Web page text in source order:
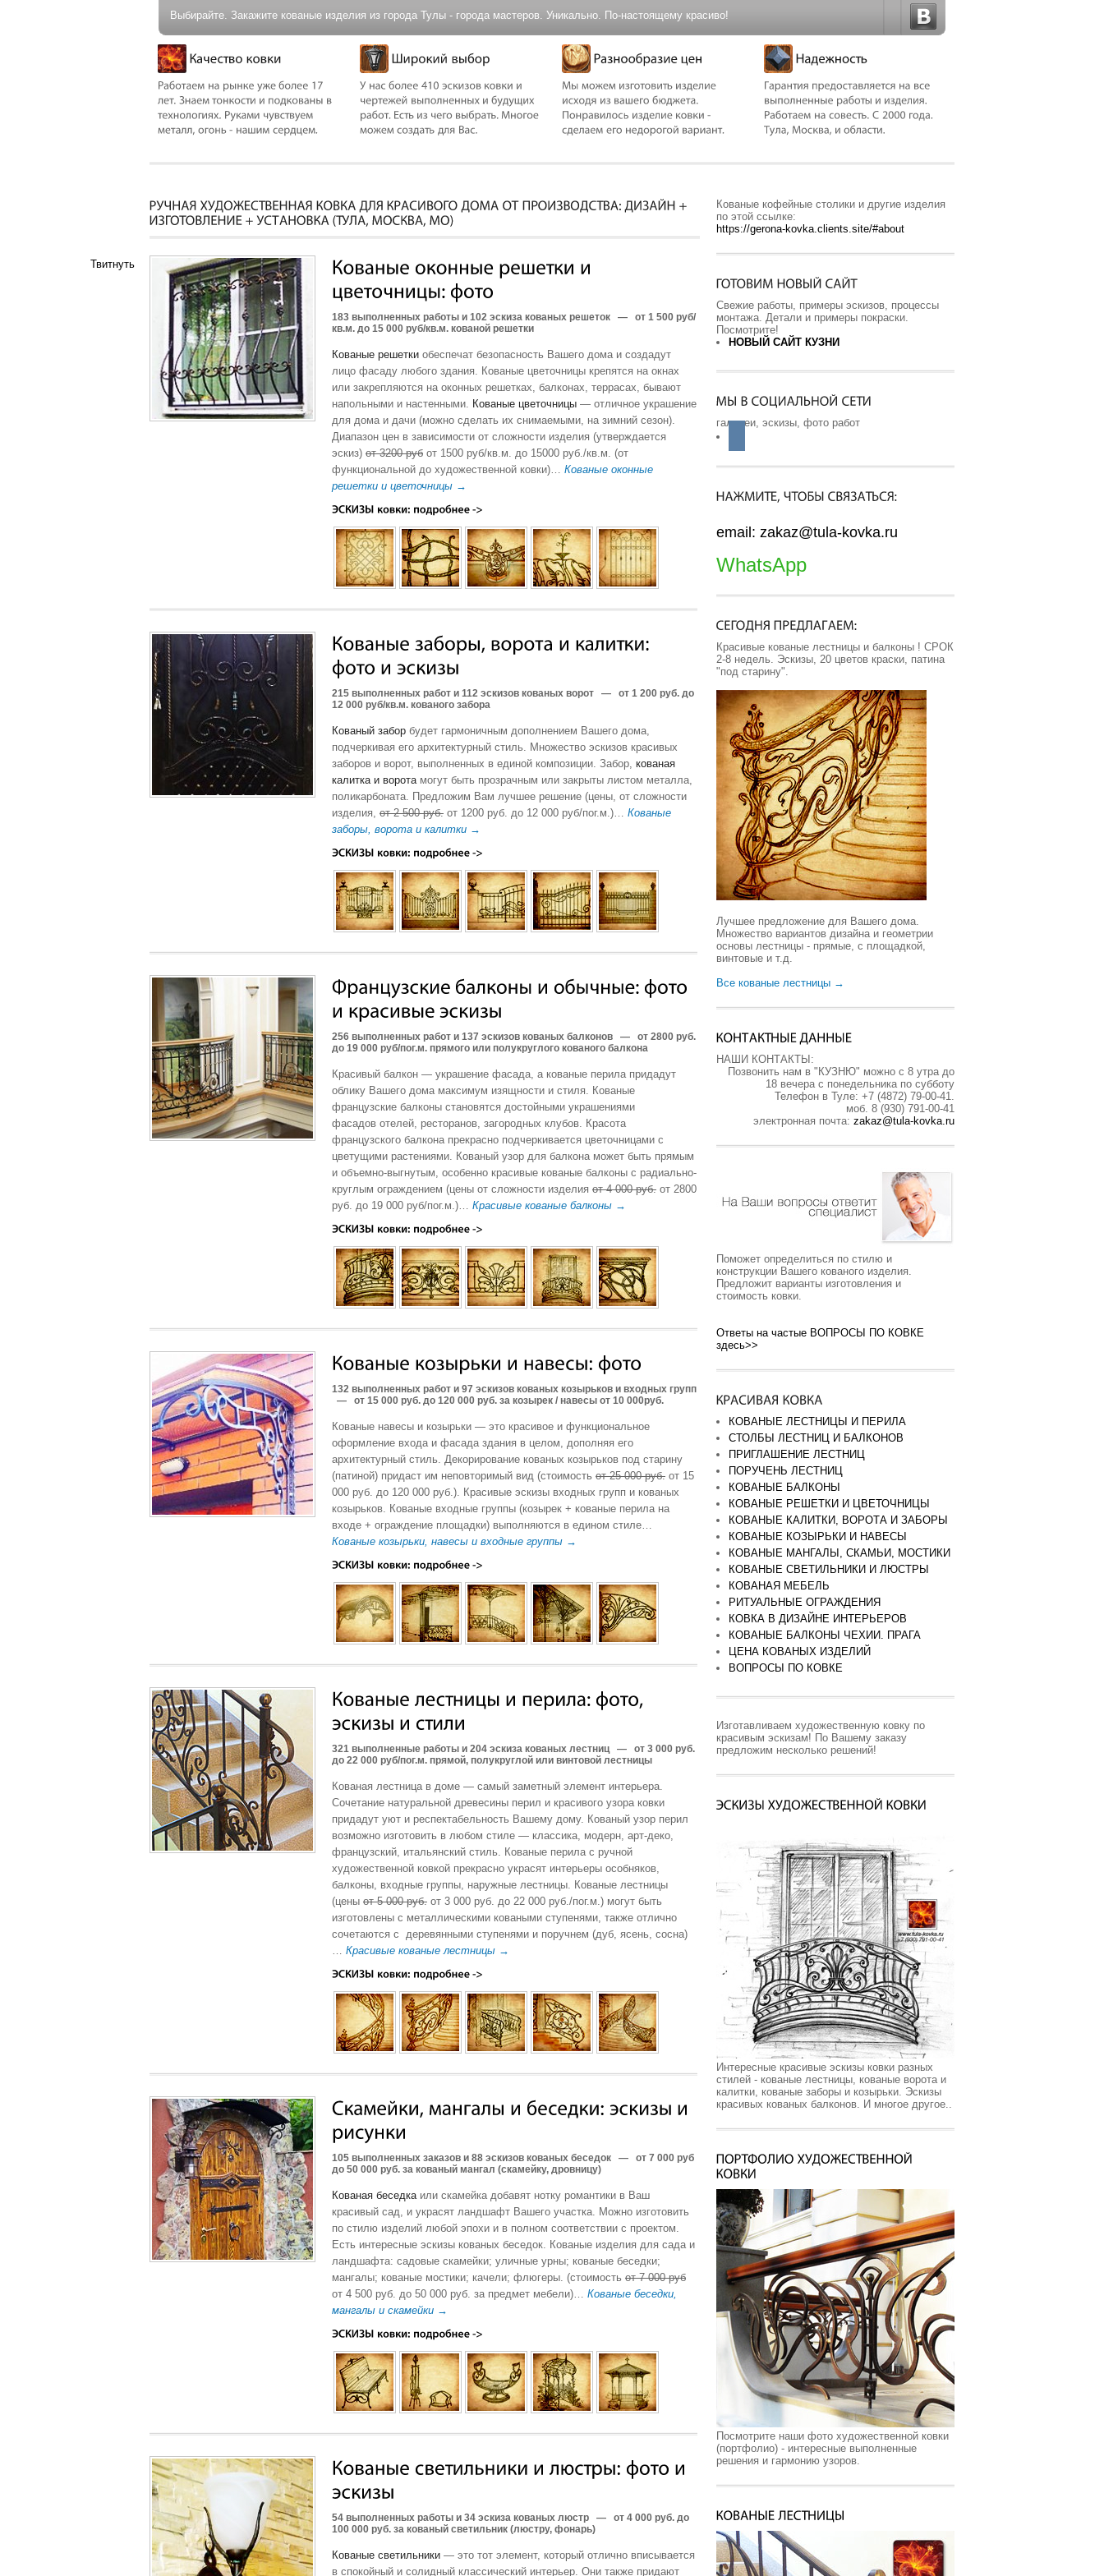
Выбирайте. Закажите кованые изделия из города Тулы - города мастеров. Уникально. По-настоящему красиво!
Твитнуть
183 выполненных работы и 102 эскиза кованых решеток —
от 1 500 руб/
кв.м. до 15 000 руб/кв.м. кованой решетки
Кованые решетки обеспечат безопасность Вашего дома и создадут
лицо фасаду любого здания. Кованые цветочницы крепятся на окнах
или закрепляются на оконных решетках, балконах, террасах, бывают
напольными и настенными. Кованые цветочницы — отличное украшение
для дома и дачи (можно сделать их снимаемыми, на зимний сезон).
Диапазон цен в зависимости от сложности изделия (утверждается
эскиз) от 3200 руб от 1500 руб/кв.м. до 15000 руб./кв.м. (от
функциональной до художественной ковки)… Кованые оконные
решетки и цветочницы →
215 выполненных работ и 112 эскизов кованых ворот —
от 1 200 руб. до
12 000 руб/кв.м. кованого забора
Кованый забор будет гармоничным дополнением Вашего дома,
подчеркивая его архитектурный стиль. Множество эскизов красивых
заборов и ворот, выполненных в единой композиции. Забор, кованая
калитка и воротамогут быть прозрачным или закрыты листом металла,
поликарбоната. Предложим Вам лучшее решение (цены, от сложности
изделия, от 2 500 руб. от 1200 руб. до 12 000 руб/пог.м.)… Кованые
заборы, ворота и калитки →
256 выполненных работ и 137 эскизов кованых балконов —
от 2800 руб.
до 19 000 руб/пог.м. прямого или полукруглого кованого балкона
Красивый балкон — украшение фасада, а кованые перила придадут
облику Вашего дома максимум изящности и стиля. Кованые
французские балконы становятся достойными украшениями
фасадов отелей, ресторанов, загородных клубов. Красота
французского балкона прекрасно подчеркивается цветочницами с
цветущими растениями. Кованый узор для балкона может быть прямым
и объемно-выгнутым, особенно красивые кованые балконы с радиально-
круглым ограждением (цены от сложности изделия от 4 000 руб. от 2800
руб. до 19 000 руб/пог.м.)… Красивые кованые балконы →
132 выполненных работ и 97 эскизов кованых козырьков и входных групп
—
от 15 000 руб. до 120 000 руб. за козырек / навесы от 10 000руб.
Кованые навесы и козырьки — это красивое и функциональное
оформление входа и фасада здания в целом, дополняя его
архитектурный стиль. Декорирование кованых козырьков под старину
(патиной) придаст им неповторимый вид (стоимость от 25 000 руб. от 15
000 руб. до 120 000 руб.). Красивые эскизы входных групп и кованых
козырьков. Кованые входные группы (козырек + кованые перила на
входе + ограждение площадки) выполняются в едином стиле…
Кованые козырьки, навесы и входные группы →
321 выполненные работы и 204 эскиза кованых лестниц —
от 3 000 руб.
до 22 000 руб/пог.м. прямой, полукруглой или винтовой лестницы
Кованая лестница в доме — самый заметный элемент интерьера.
Сочетание натуральной древесины перил и красивого узора ковки
придадут уют и респектабельность Вашему дому. Кованый узор перил
возможно изготовить в любом стиле — классика, модерн, арт-деко,
французский, итальянский стиль. Кованые перила с ручной
художественной ковкой прекрасно украсят интерьеры особняков,
балконы, входные группы, наружные лестницы. Кованые лестницы
(цены от 5 000 руб. от 3 000 руб. до 22 000 руб./пог.м.) могут быть
изготовлены с металлическими коваными ступенями, также отлично
сочетаются с деревянными ступенями и поручнем (дуб, ясень, сосна)
… Красивые кованые лестницы →
105 выполненных заказов и 88 эскизов кованых беседок —
от 7 000 руб
до 50 000 руб. за кованый мангал (скамейку, дровницу)
Кованая беседкаили скамейка добавят нотку романтики в Ваш
красивый сад, и украсят ландшафт Вашего участка. Можно изготовить
по стилю изделий любой эпохи и в полном соответствии с проектом.
Есть интересные эскизы кованых беседок. Кованые изделия для сада и
ландшафта: садовые скамейки; уличные урны; кованые беседки;
мангалы; кованые мостики; качели; флюгеры. (cтоимость от 7 000 руб
от 4 500 руб. до 50 000 руб. за предмет мебели)… Кованые беседки,
мангалы и скамейки →
54 выполненных работы и 34 эскиза кованых люстр —
от 4 000 руб. до
100 000 руб. за кованый светильник (люстру, фонарь)
Кованые светильники — это тот элемент, который отлично вписывается
в спокойный и солидный классический интерьер. Они также придают
Кованые кофейные столики и другие изделия
по этой ссылке:
https://gerona-kovka.clients.site/#about
Свежие работы, примеры эскизов, процессы
монтажа. Детали и примеры покраски.
Посмотрите!
НОВЫЙ САЙТ КУЗНИ
галереи, эскизы, фото работ
email: zakaz@tula-kovka.ru
WhatsApp
Красивые кованые лестницы и балконы ! СРОК
2-8 недель. Эскизы, 20 цветов краски, патина
"под старину".
Лучшее предложение для Вашего дома.
Множество вариантов дизайна и геометрии
основы лестницы - прямые, с площадкой,
винтовые и т.д.
Все кованые лестницы →
НАШИ КОНТАКТЫ:
Позвонить нам в "КУЗНЮ" можно с 8 утра до
18 вечера с понедельника по субботу
Телефон в Туле: +7 (4872) 79-00-41.
моб. 8 (930) 791-00-41
электронная почта: zakaz@tula-kovka.ru
Поможет определиться по стилю и
конструкции Вашего кованого изделия.
Предложит варианты изготовления и
стоимость ковки.
Ответы на частые ВОПРОСЫ ПО КОВКЕ
здесь>>
КОВАНЫЕ ЛЕСТНИЦЫ И ПЕРИЛА
СТОЛБЫ ЛЕСТНИЦ И БАЛКОНОВ
ПРИГЛАШЕНИЕ ЛЕСТНИЦ
ПОРУЧЕНЬ ЛЕСТНИЦ
КОВАНЫЕ БАЛКОНЫ
КОВАНЫЕ РЕШЕТКИ И ЦВЕТОЧНИЦЫ
КОВАНЫЕ КАЛИТКИ, ВОРОТА И ЗАБОРЫ
КОВАНЫЕ КОЗЫРЬКИ И НАВЕСЫ
КОВАНЫЕ МАНГАЛЫ, СКАМЬИ, МОСТИКИ
КОВАНЫЕ СВЕТИЛЬНИКИ И ЛЮСТРЫ
КОВАНАЯ МЕБЕЛЬ
РИТУАЛЬНЫЕ ОГРАЖДЕНИЯ
КОВКА В ДИЗАЙНЕ ИНТЕРЬЕРОВ
КОВАНЫЕ БАЛКОНЫ ЧЕХИИ. ПРАГА
ЦЕНА КОВАНЫХ ИЗДЕЛИЙ
ВОПРОСЫ ПО КОВКЕ
Изготавливаем художественную ковку по
красивым эскизам! По Вашему заказу
предложим несколько решений!
Интересные красивые эскизы ковки разных
стилей - кованые лестницы, кованые ворота и
калитки, кованые заборы и козырьки. Эскизы
красивых кованых балконов. И многое другое..
Посмотрите наши фото художественной ковки
(портфолио) - интересные выполненные
решения и гармонию узоров.